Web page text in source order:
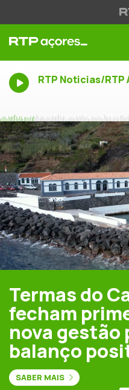
RTP Noticias/RTP
Termas do
fecham
nova gestão
balanço
SABER MAIS